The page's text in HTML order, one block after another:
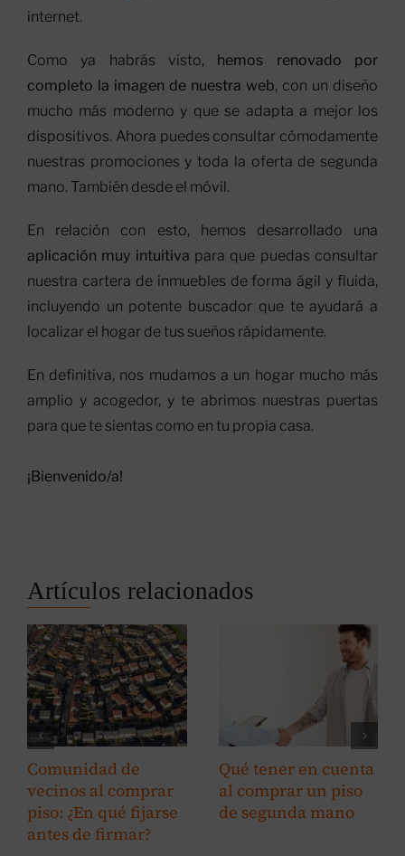
internet.
Como ya habrás visto, hemos renovado por
completo la imagen de nuestra web, con un diseño
mucho más moderno y que se adapta a mejor los
dispositivos. Ahora puedes consultar cómodamente
nuestras promociones y toda la oferta de segunda
mano. También desde el móvil.
En relación con esto, hemos desarrollado una
aplicación muy intuitiva para que puedas consultar
nuestra cartera de inmuebles de forma ágil y fluida,
incluyendo un potente buscador que te ayudará a
localizar el hogar de tus sueños rápidamente.
En definitiva, nos mudamos a un hogar mucho más
amplio y acogedor, y te abrimos nuestras puertas
para que te sientas como en tu propia casa.
¡Bienvenido/a!
Artículos relacionados
Comunidad de
vecinos al comprar
piso: ¿En qué fijarse
antes de firmar?
Qué tener en cuenta
al comprar un piso
de segunda mano